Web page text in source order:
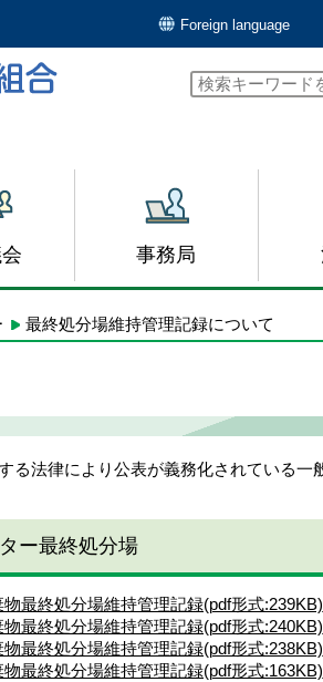
Foreign language
事務局
最終処分場維持管理記録について
る法律により公表が義務化されている
ー最終処分場
最終処分場維持管理記録(pdf形式:239KB)
最終処分場維持管理記録(pdf形式:240KB)
最終処分場維持管理記録(pdf形式:238KB)
最終処分場維持管理記録(pdf形式:163KB)